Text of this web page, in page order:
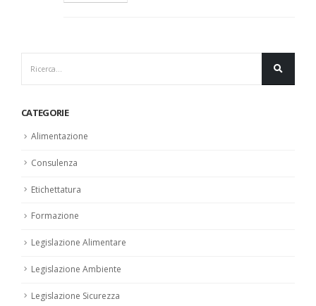
CATEGORIE
Alimentazione
Consulenza
Etichettatura
Formazione
Legislazione Alimentare
Legislazione Ambiente
Legislazione Sicurezza